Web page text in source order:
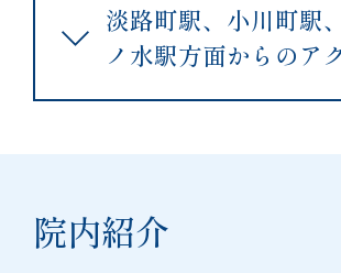
淡路町駅、小川町駅
ノ水駅方面からのア
院内紹介